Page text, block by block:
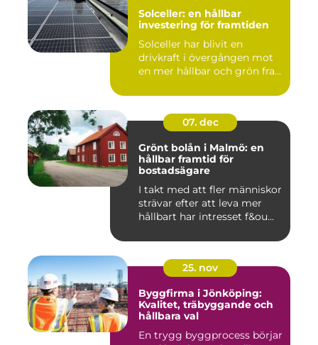
Solceller: en hållbar
investering för framtiden
Solceller har blivit en
drivkraft i övergången mot
en mer hållbar och grön fra...
07. dec
Grönt bolån i Malmö: en
hållbar framtid för
bostadsägare
I takt med att fler människor
strävar efter att leva mer
hållbart har intresset f&ou...
25. nov
Byggfirma i Jönköping:
Kvalitet, träbyggande och
hållbara val
En trygg byggprocess börjar